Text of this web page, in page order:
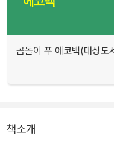
곰돌이 푸 에코백(대상도
책소개